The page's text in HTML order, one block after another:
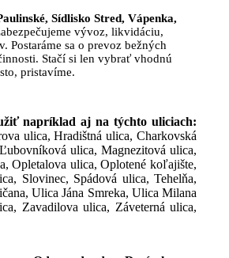
Sídlisko Stred, Vápenka,
vývoz, likvidáciu,
Postaráme sa o prevoz bežných
Stačí si len vybrať vhodnú
pristavíme.
napríklad aj na týchto uliciach:
ulica, Hradištná ulica, Charkovská
ulica, Magnezitová ulica,
Opletalova ulica, Oplotené koľajište,
Slovinec, Spádová ulica, Tehelňa,
Ulica Jána Smreka, Ulica Milana
Zavadilova ulica, Záveterná ulica,